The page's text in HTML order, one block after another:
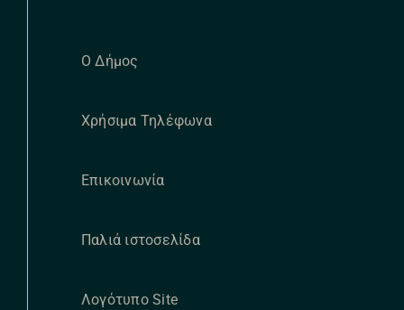
Ο Δήμος
Χρήσιμα Τηλέφωνα
Επικοινωνία
Παλιά ιστοσελίδα
Λογότυπο Site